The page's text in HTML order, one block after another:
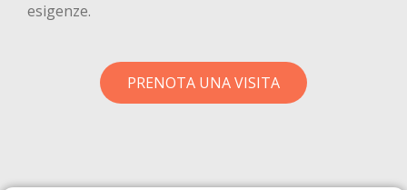
esigenze.
PRENOTA UNA VISITA